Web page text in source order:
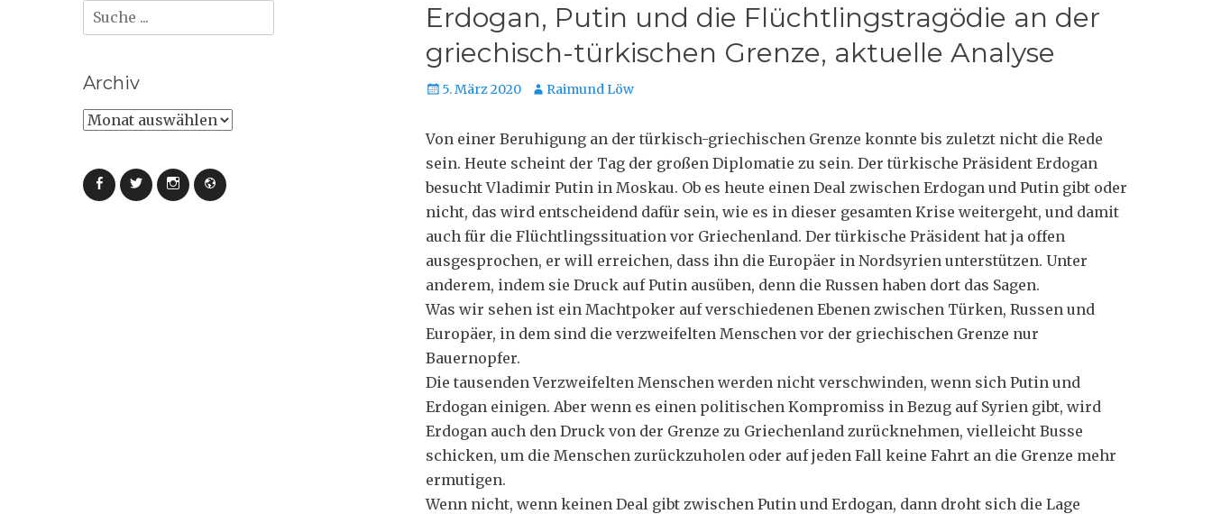
Erdogan, Putin und die Flüchtlingstragödie an der
griechisch-türkischen Grenze, aktuelle Analyse
Veröffentlicht
5. März 2020 Autor
Raimund Löw
Von einer Beruhigung an der türkisch-griechischen Grenze konnte bis zuletzt nicht die Rede
sein. Heute scheint der Tag der großen Diplomatie zu sein. Der türkische Präsident Erdogan
besucht Vladimir Putin in Moskau. Ob es heute einen Deal zwischen Erdogan und Putin gibt oder
nicht, das wird entscheidend dafür sein, wie es in dieser gesamten Krise weitergeht, und damit
auch für die Flüchtlingssituation vor Griechenland. Der türkische Präsident hat ja offen
ausgesprochen, er will erreichen, dass ihn die Europäer in Nordsyrien unterstützen. Unter
anderem, indem sie Druck auf Putin ausüben, denn die Russen haben dort das Sagen.
Was wir sehen ist ein Machtpoker auf verschiedenen Ebenen zwischen Türken, Russen und
Europäer, in dem sind die verzweifelten Menschen vor der griechischen Grenze nur
Bauernopfer.
Die tausenden Verzweifelten Menschen werden nicht verschwinden, wenn sich Putin und
Erdogan einigen. Aber wenn es einen politischen Kompromiss in Bezug auf Syrien gibt, wird
Erdogan auch den Druck von der Grenze zu Griechenland zurücknehmen, vielleicht Busse
schicken, um die Menschen zurückzuholen oder auf jeden Fall keine Fahrt an die Grenze mehr
ermutigen.
Wenn nicht, wenn keinen Deal gibt zwischen Putin und Erdogan, dann droht sich die Lage
Suche
nach:
Archiv
Archiv
FacebookTwitter InstagramWebseite